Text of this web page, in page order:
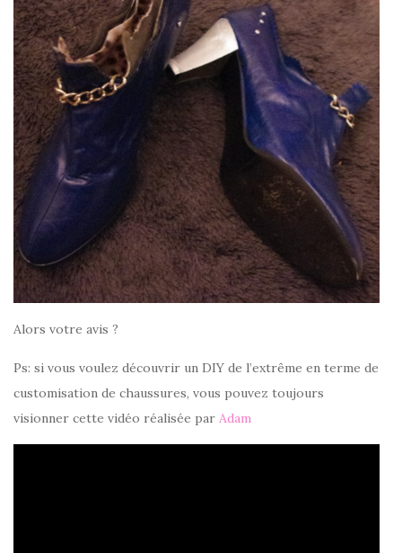
Alors votre avis ?
Ps: si vous voulez découvrir un DIY de l’extrême en terme de
customisation de chaussures, vous pouvez toujours
visionner cette vidéo réalisée par Adam